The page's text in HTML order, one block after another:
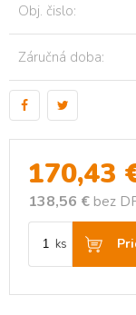
170,43
138,56 € bez
ks
Obj. čislo:
Záručná doba: